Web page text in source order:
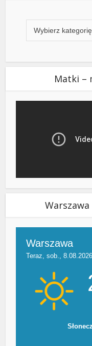
Matki –